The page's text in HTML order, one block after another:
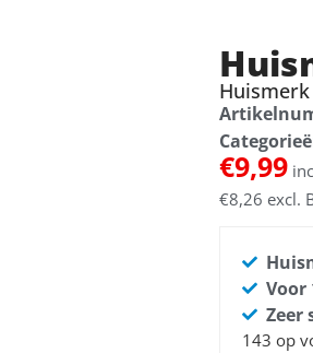
€9,99
€8,26 excl.
Voor
Zeer
143 op